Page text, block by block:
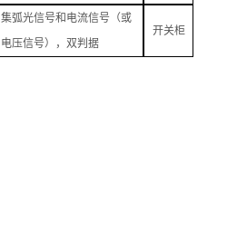
集弧光信号和电流信号（或
电压信号），双判据
开关柜